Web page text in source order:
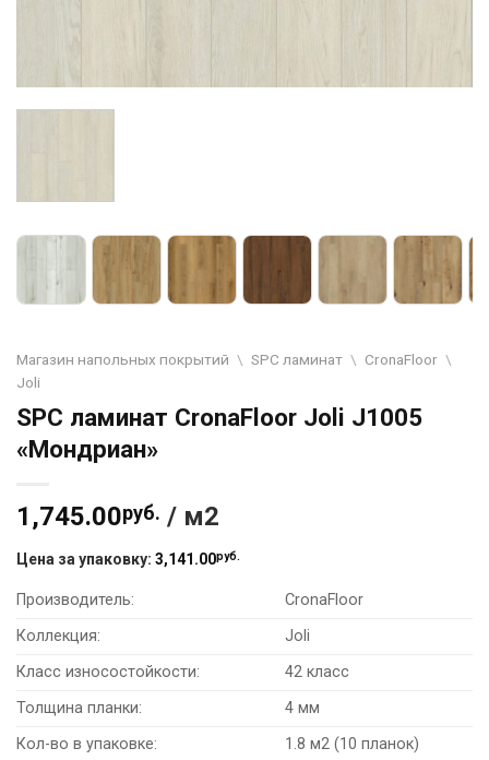
Магазин напольных покрытий \ SPC ламинат \ CronaFloor \
Joli
SPC ламинат CronaFloor Joli J1005
«Мондриан»
1,745.00руб. / м2
Цена за упаковку: 3,141.00руб.
Производитель:
CronaFloor
Коллекция:
Joli
Класс износостойкости:
42 класс
Толщина планки:
4 мм
Кол-во в упаковке:
1.8 м2 (10 планок)